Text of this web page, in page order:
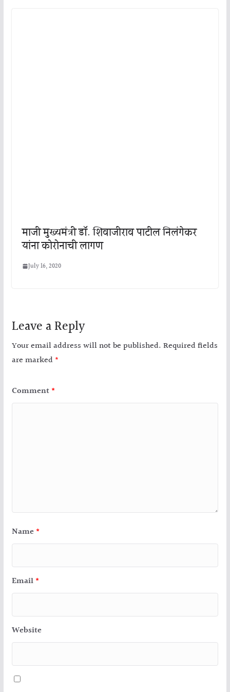
माजी मुख्यमंत्री डॉ. शिवाजीराव पाटील निलंगेकर
यांना कोरोनाची लागण
July 16, 2020
Leave a Reply
Your email address will not be published. Required fields
are marked *
Comment *
Name *
Email *
Website